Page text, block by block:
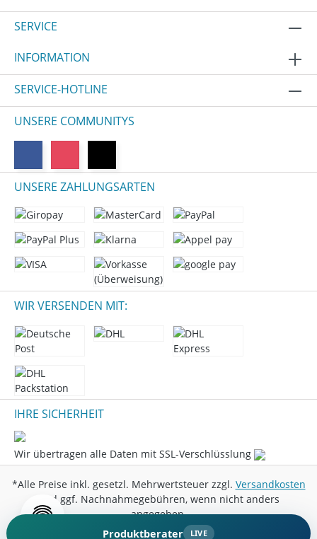
SERVICE
INFORMATION
SERVICE-HOTLINE
UNSERE COMMUNITYS
UNSERE ZAHLUNGSARTEN
WIR VERSENDEN MIT:
IHRE SICHERHEIT
Wir übertragen alle Daten mit SSL-Verschlüsslung
*Alle Preise inkl. gesetzl. Mehrwertsteuer zzgl. Versandkosten
und ggf. Nachnahmegebühren, wenn nicht anders
angegeben.
Produktberater LIVE